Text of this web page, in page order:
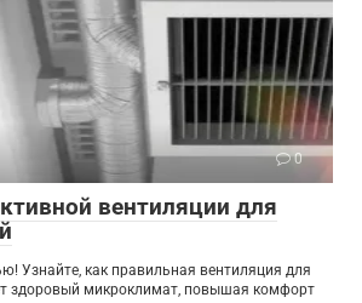
0
вентиляции для
Узнайте, как правильная вентиляция для
здоровый микроклимат, повышая комфорт